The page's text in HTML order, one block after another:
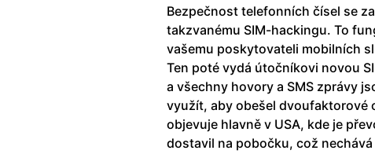
Bezpečnost telefonních čísel se
takzvanému SIM-hackingu. To
vašemu poskytovateli mobilních
Ten poté vydá útočníkovi novou
a všechny hovory a SMS zprávy
využít, aby obešel dvoufaktorové
objevuje hlavně v USA, kde je
dostavil na pobočku, což